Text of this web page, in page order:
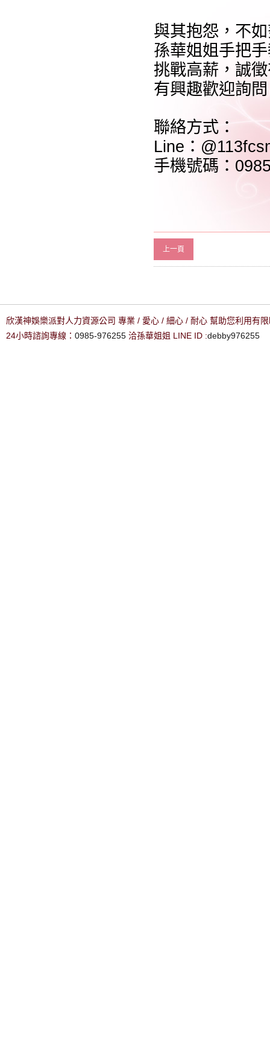
與其抱怨，不
孫華姐姐手把
挑戰高薪，誠
有興趣歡迎詢問
聯絡方式：
Line：
手機號碼：
上一頁
欣漢神娛樂派對人力資源公司 專業 / 愛心 / 細心 / 耐心 幫助您利用有
24小時諮詢專線： 0985-976255 洽孫華姐姐 LINE ID :debby976255